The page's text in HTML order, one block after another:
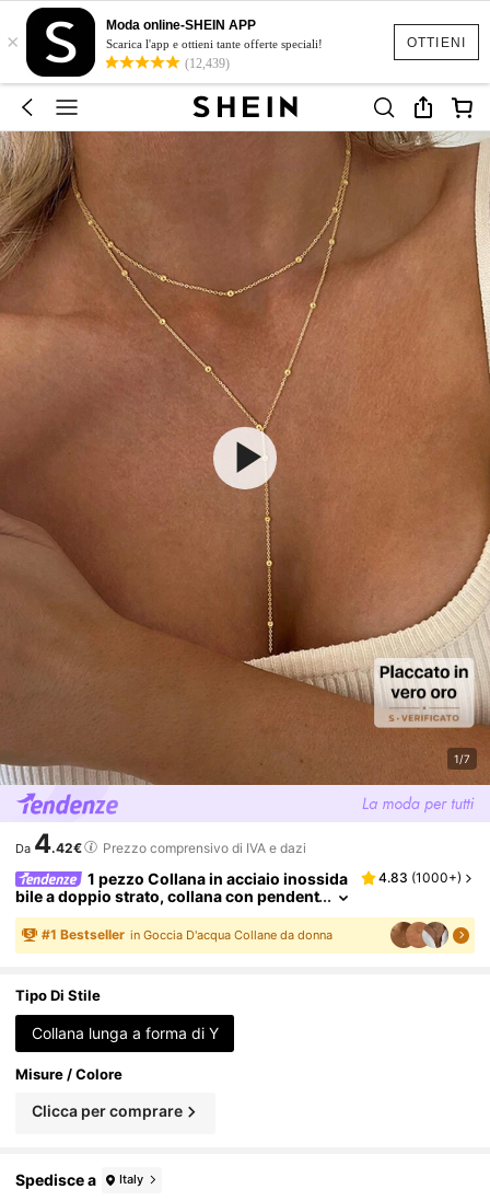
OTTIENI
×
Moda online-SHEIN APP
Scarica l'app e ottieni tante offerte speciali!
(12,439)
1/7
Da 4.42€ Prezzo comprensivo di IVA e dazi
1 pezzo Collana in acciaio inossida
bile a doppio strato, collana con pendent
e lungo, catena a forma di Y con pendent
e a perla rotonda, uso quotidiano da donna,
minimalista
4.83 (1000+)
#1 Bestseller in Goccia D'acqua Collane da donna
Tipo Di Stile
Collana lunga a forma di Y
Misure / Colore
Clicca per comprare
Spedisce a Italy